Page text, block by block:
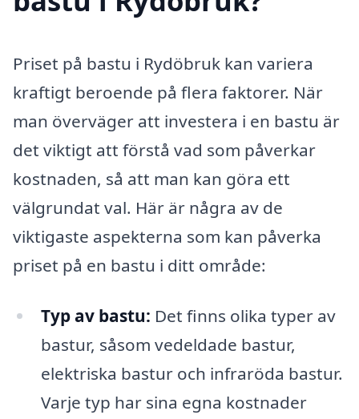
Priset på bastu i Rydöbruk kan variera
kraftigt beroende på flera faktorer. När
man överväger att investera i en bastu är
det viktigt att förstå vad som påverkar
kostnaden, så att man kan göra ett
välgrundat val. Här är några av de
viktigaste aspekterna som kan påverka
priset på en bastu i ditt område:
Typ av bastu: Det finns olika typer av
bastur, såsom vedeldade bastur,
elektriska bastur och infraröda bastur.
Varje typ har sina egna kostnader